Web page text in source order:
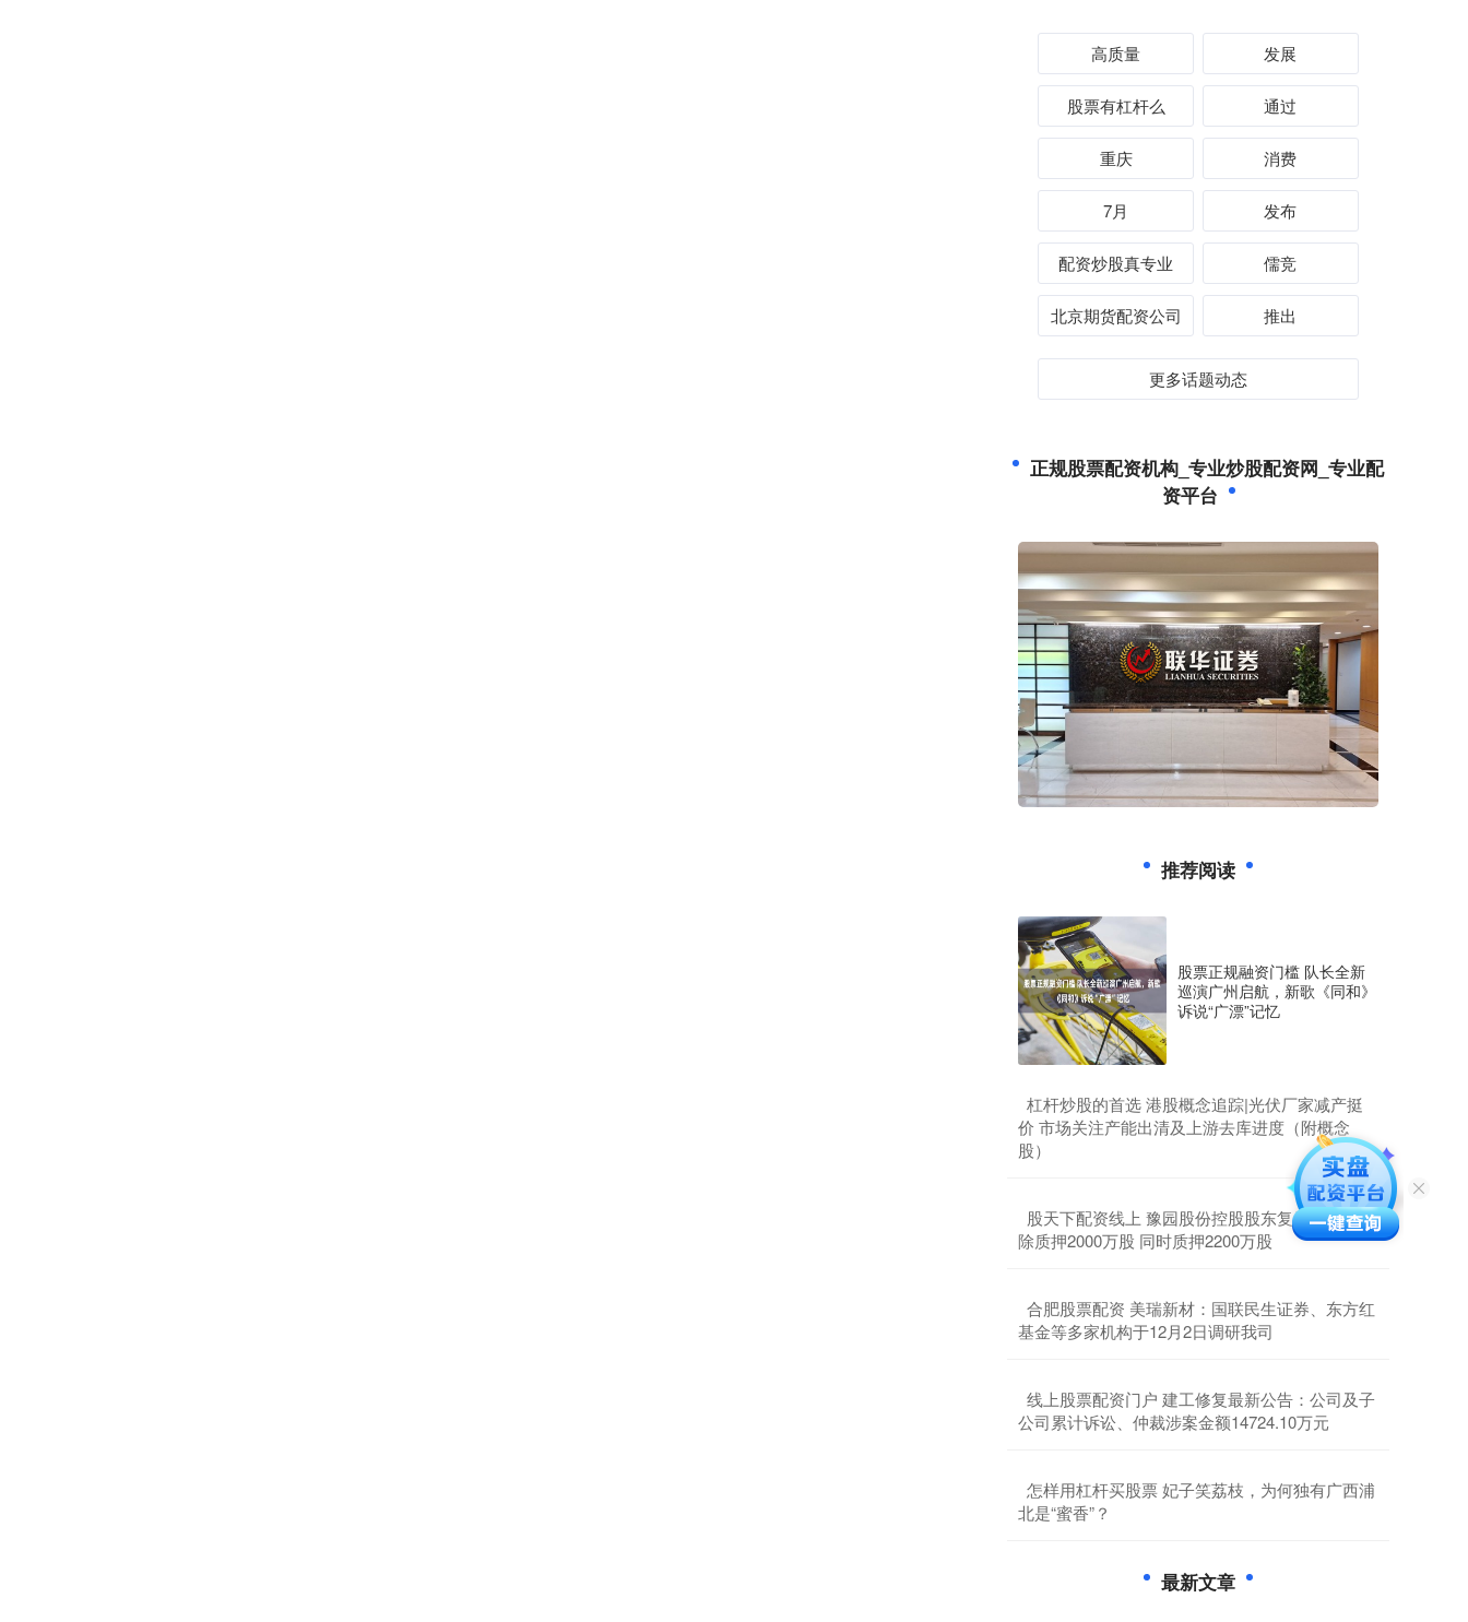
高质量 发展
股票有杠杆么 通过
重庆 消费
7月 发布
配资炒股真专业 儒竞
北京期货配资公司 推出
更多话题动态
正规股票配资机构_专业炒股配资网_专业配
资平台
推荐阅读
股票正规融资门槛 队长全新
巡演广州启航，新歌《同和》
诉说“广漂”记忆
​杠杆炒股的首选 港股概念追踪|光伏厂家减产挺
价 市场关注产能出清及上游去库进度（附概念
股）
​股天下配资线上 豫园股份控股股东复星高科技解
除质押2000万股 同时质押2200万股
​合肥股票配资 美瑞新材：国联民生证券、东方红
基金等多家机构于12月2日调研我司
​线上股票配资门户 建工修复最新公告：公司及子
公司累计诉讼、仲裁涉案金额14724.10万元
​怎样用杠杆买股票 ​妃子笑荔枝，为何独有广西浦
北是“蜜香”？
最新文章